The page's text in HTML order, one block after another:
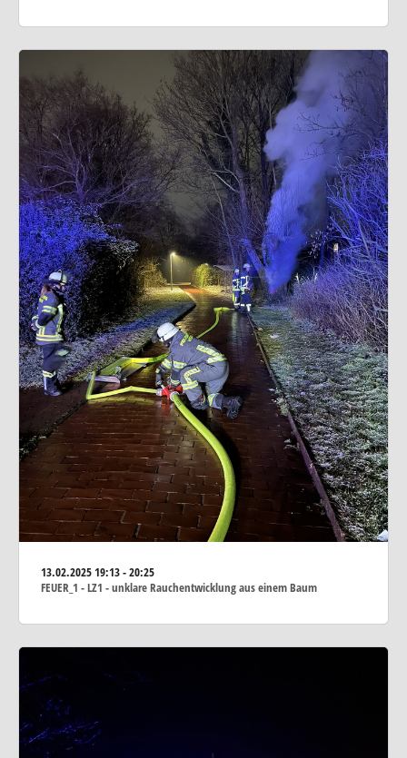
13.02.202519:13 - 20:25
FEUER_1 - LZ1 - unklare Rauchentwicklung aus einem Baum